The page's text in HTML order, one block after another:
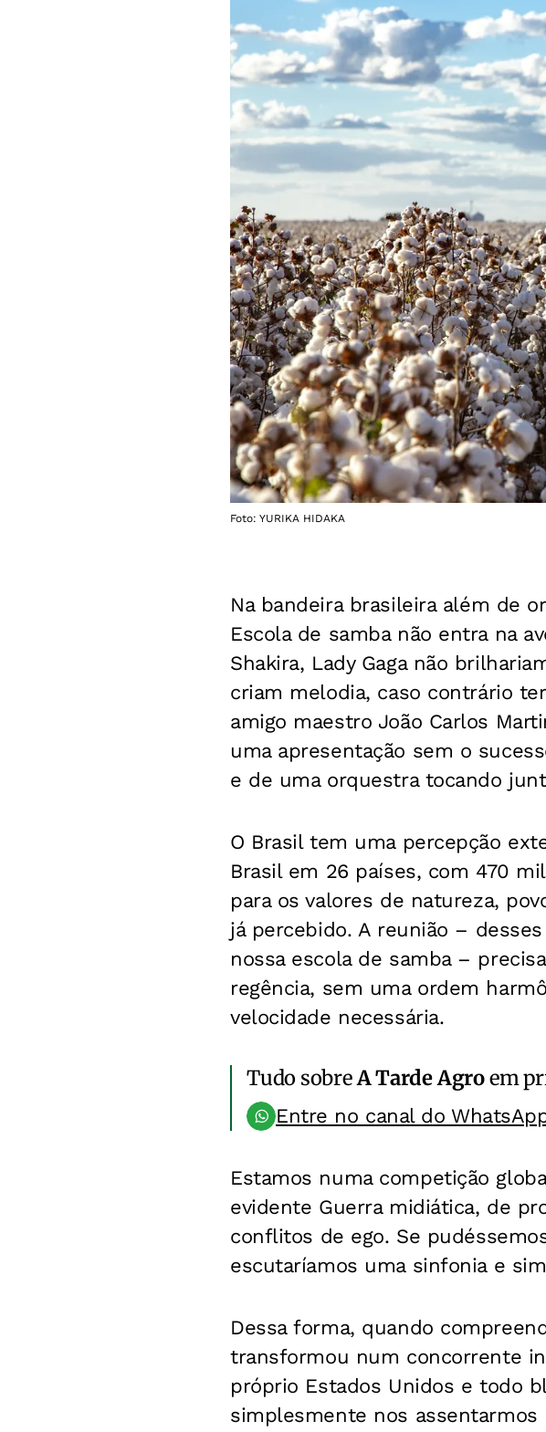
Foto: YURIKA HIDAKA
Na bandeira brasileira além de
Escola de samba não entra na
Shakira, Lady Gaga não
criam melodia, caso contrário
amigo maestro João Carlos
uma apresentação sem o
e de uma orquestra tocando
O Brasil tem uma percepção
Brasil em 26 países, com 470
para os valores de natureza,
já percebido. A reunião –
nossa escola de samba –
regência, sem uma ordem
velocidade necessária.
Tudo sobreA Tarde Agroem
Entre no canal do
Estamos numa competição
evidente Guerra midiática, de
conflitos de ego. Se
escutaríamos uma sinfonia e
Dessa forma, quando
transformou num concorrente
próprio Estados Unidos e todo
simplesmente nos